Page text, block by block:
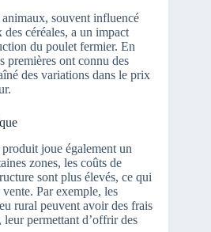
souvent influencé
céréales, a un impact
du poulet fermier. En
premières ont connu des
des variations dans le prix
joue également un
zones, les coûts de
sont plus élevés, ce qui
Par exemple, les
rural peuvent avoir des frais
permettant d’offrir des